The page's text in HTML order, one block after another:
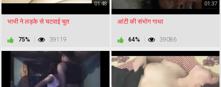
01:48
भाभी ने लड़के से चटवाई चुत
75% 39119
01:37
आंटी की संभोग गाथा
64% 39086